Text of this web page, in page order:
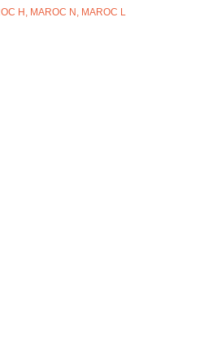
H, MAROC N, MAROC L